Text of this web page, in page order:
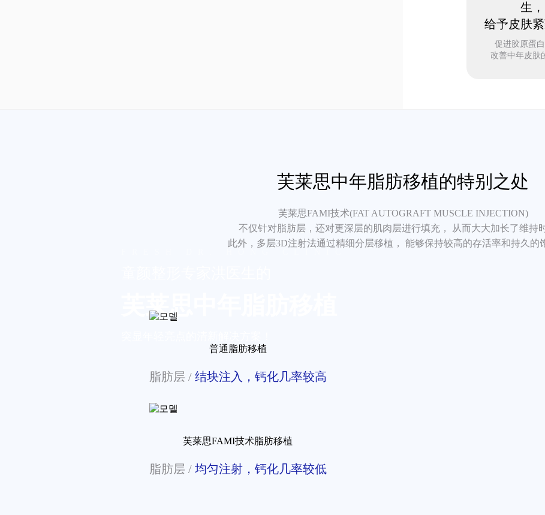
芙莱思中年脂肪移植
生，
给予皮肤
促进胶原蛋白
改善中年皮肤
芙莱思中年脂肪移植的特别之处
芙莱思FAMI技术(FAT AUTOGRAFT MUSCLE INJECTION)
不仅针对脂肪层，还对更深层的肌肉层进行填充， 从而大大加长了维持
此外，多层3D注射法通过精细分层移植， 能够保持较高的存活率和持久的
普通脂肪移植
脂肪层 / 结块注入，钙化几率较高
芙莱思FAMI技术脂肪移植
脂肪层 / 均匀注射，钙化几率较低